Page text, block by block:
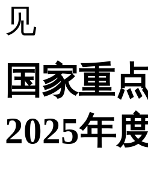
见
国家重
2025年